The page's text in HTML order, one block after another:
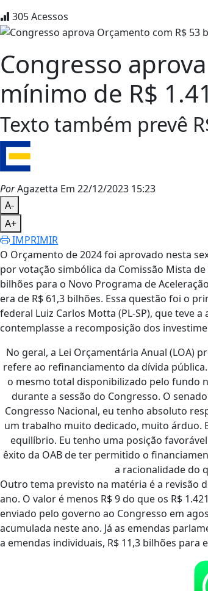
305Acessos
Congresso
mínimo de R$
Texto também prevê
PorAgazetta Em 22/12/2023 15:23
A-
A+
IMPRIMIR
O Orçamento de 2024 foi aprovado nesta
por votação simbólica da Comissão Mista
bilhões para o Novo Programa de
era de R$ 61,3 bilhões. Essa questão foi o
federal Luiz Carlos Motta (PL-SP), que teve
contemplasse a recomposição dos
No geral, a Lei Orçamentária Anual (LOA)
refere ao refinanciamento da dívida
o mesmo total disponibilizado pelo fundo
durante a sessão do Congresso. O
Congresso Nacional, eu tenho absoluto
um trabalho muito dedicado, muito árduo.
equilíbrio. Eu tenho uma posição
êxito da OAB de ter permitido o
a racionalidade do
Outro tema previsto na matéria é a revisão
ano. O valor é menos R$ 9 do que os R$
enviado pelo governo ao Congresso em
acumulada neste ano. Já as emendas
a emendas individuais, R$ 11,3 bilhões para